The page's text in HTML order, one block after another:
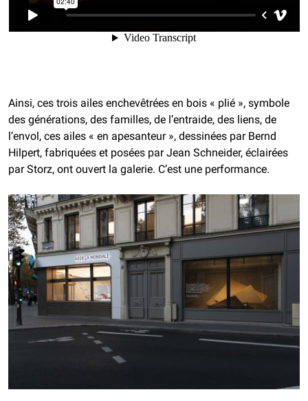
Ainsi, ces trois ailes enchevêtrées en bois « plié », symbole
des générations, des familles, de l’entraide, des liens, de
l’envol, ces ailes « en apesanteur », dessinées par Bernd
Hilpert, fabriquées et posées par Jean Schneider, éclairées
par Storz, ont ouvert la galerie. C’est une performance.